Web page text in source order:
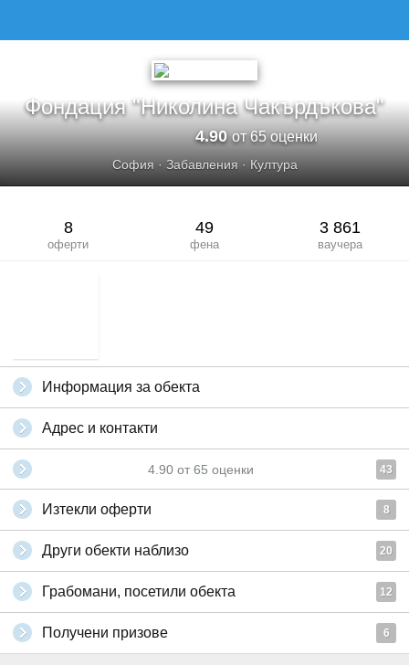
Фондация "Николина Чакърдъкова"
4.90от 65 оценки
София· Забавления· Култура
8
оферти
49
фена
3 861
ваучера
Информация за обекта
Адрес и контакти
4.90 от 65 оценки 43
Изтекли оферти 8
Други обекти наблизо 20
Грабомани, посетили обекта 12
Получени призове 6